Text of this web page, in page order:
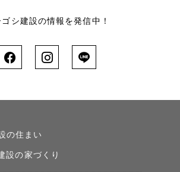
ゴシ建設の情報を発信中！
の住まい
設の家づくり